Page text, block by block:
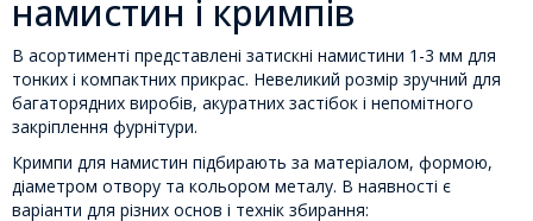
намистин і кримпів
В асортименті представлені затискні намистини 1-3 мм для
тонких і компактних прикрас. Невеликий розмір зручний для
багаторядних виробів, акуратних застібок і непомітного
закріплення фурнітури.
Кримпи для намистин підбирають за матеріалом, формою,
діаметром отвору та кольором металу. В наявності є
варіанти для різних основ і технік збирання: